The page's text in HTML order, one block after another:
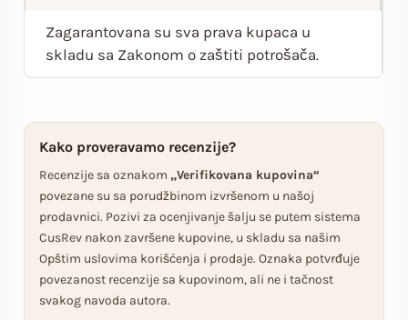
Zagarantovana su sva prava kupaca u
skladu sa Zakonom o zaštiti potrošača.
Kako proveravamo recenzije?
Recenzije sa oznakom „Verifikovana kupovina“
povezane su sa porudžbinom izvršenom u našoj
prodavnici. Pozivi za ocenjivanje šalju se putem sistema
CusRev nakon završene kupovine, u skladu sa našim
Opštim uslovima korišćenja i prodaje. Oznaka potvrđuje
povezanost recenzije sa kupovinom, ali ne i tačnost
svakog navoda autora.